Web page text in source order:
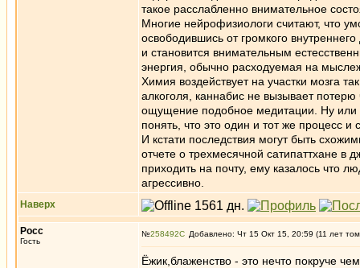
такое расслабленно внимательное
Многие нейрофизиологи считают, что
освободившись от громкого
и становится внимательным
энергия, обычно расходуемая на
Химия воздействует на участки мозга
алкоголя, каннабис не вызывает
ощущение подобное медитации. Ну или
понять, что это один и тот же процесс
И кстати последствия могут быть
отчете о трехмесячной сатипаттхане
приходить на почту, ему казалось что
агрессивно.
Наверх
Росс
Гость
№258492 Добавлено: Чт 15 Окт 15, 20:59 (11 лет
Ёжик,блаженство - это нечто покруче